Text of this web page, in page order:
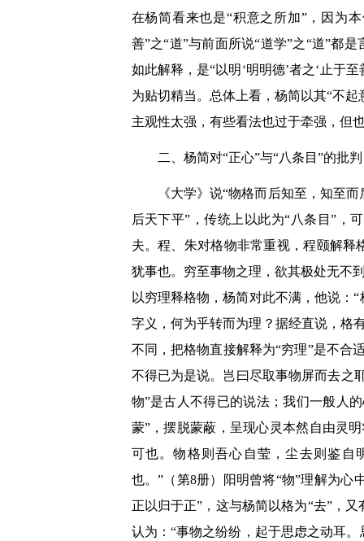
在杨简看来也是“积意之所加”，因为
善”之“道”与前面所说“道学”之“道”都
如此解释，是“以明‘明明德’者之‘止于
为贴切精当。总体上看，杨简以其“不
主观性太强，有些看法也过于牵强，但
二、杨简对“正心”与“八条目”的批判
《大学》说“物格而后知至，知至
后天下平”，传统上以此为“八条目”，
夫。程、朱对格物非常重视，程颐解释
犹事也。穷至事物之理，欲其极处无不
以穷理释格物，杨简对此不满，他说：
字义，何为乎转而为理？据经直说，格
不同，把格物直接解释为“穷理”是不合
不得已为是说。岂曰尽取事物屏而去之
物”是古人不得已的说法；我们一般人
蒙”，摆脱蒙蔽，呈现心灵本然自由灵
可也。物格则吾心自莹，尘去则鉴自
也。”（第8册）阳明曾将“物”理解为心
正以归于正”，这与杨简以格为“去”，
认为：“事物之纷纷，起于思虑之动耳